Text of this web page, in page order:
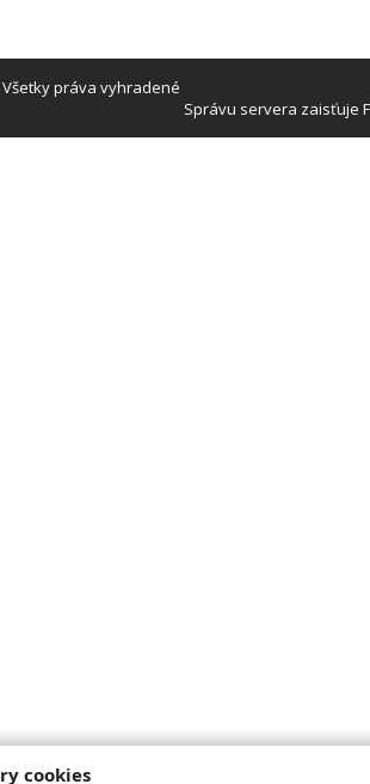
Všetky práva vyhradené
Správu servera zaisťuje
cookies